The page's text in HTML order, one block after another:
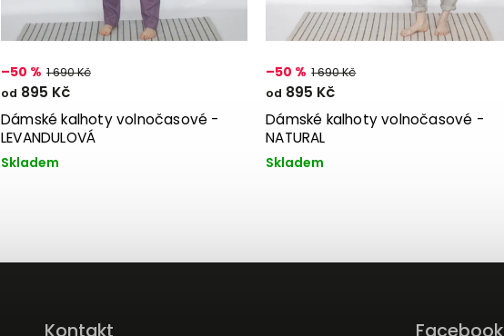
Dámské kalhoty volnočasové -
LEVANDULOVÁ
Skladem
–50 % 1 690 Kč
od 895 Kč
Dámské kalhoty volnočasové -
NATURAL
Skladem
–50 % 1 690 Kč
od 895 Kč
Kontakt Facebook